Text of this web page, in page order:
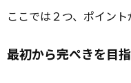
ここでは２つ、ポイント
最初から完ぺきを目